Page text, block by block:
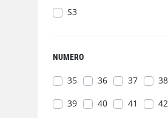
S3
NUMERO
35 36 37
38
39
40 41
42